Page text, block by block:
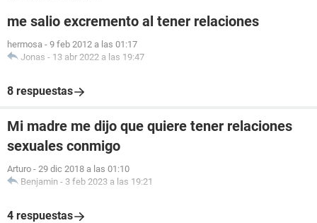
me salio excremento al tener relaciones
hermosa - 9 feb 2012 a las 01:17
Jonas - 13 abr 2022 a las 19:47
8 respuestas
Mi madre me dijo que quiere tener relaciones
sexuales conmigo
Arturo - 29 dic 2018 a las 01:10
Benjamin - 3 feb 2023 a las 19:21
4 respuestas